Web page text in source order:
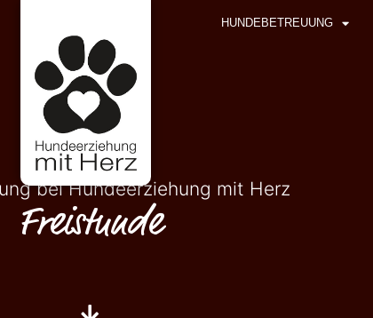
HUNDEBETREUUNG
bei Hundeerziehung mit Herz
Freistunde